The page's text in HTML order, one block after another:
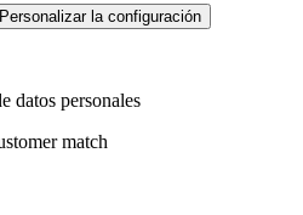
Personalizar la configuración
datos personales
match